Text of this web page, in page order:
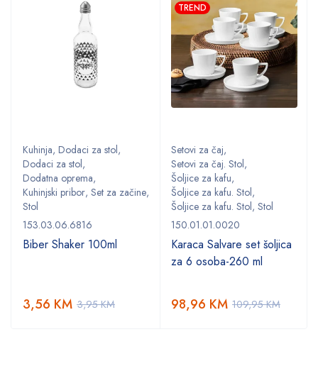
Kuhinja, Dodaci za stol,
Dodaci za stol,
Dodatna oprema,
Kuhinjski pribor, Set za začine,
Stol
153.03.06.6816
Biber Shaker 100ml
3,95KM
3,56 KM
TREND
Setovi za čaj,
Setovi za čaj. Stol,
Šoljice za kafu,
Šoljice za kafu. Stol,
Šoljice za kafu. Stol, Stol
150.01.01.0020
Karaca Salvare set šoljica
za 6 osoba-260 ml
109,95KM
98,96 KM